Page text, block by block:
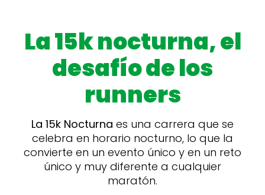
La 15k nocturna, el
desafío de los
runners
La 15k Nocturna es una carrera que se
celebra en horario nocturno, lo que la
convierte en un evento único y en un reto
único y muy diferente a cualquier
maratón.